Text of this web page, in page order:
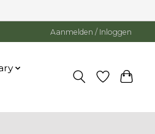
Aanmelden / Inloggen